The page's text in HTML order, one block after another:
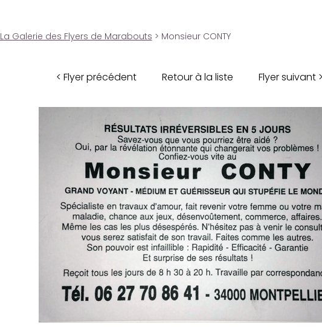
La Galerie des Flyers de Marabouts > Monsieur CONTY
< Flyer précédent Retour à la liste Flyer suivant >